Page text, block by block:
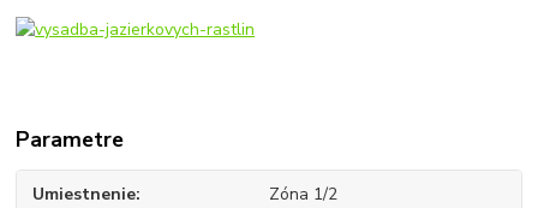
Parametre
Umiestnenie Zóna 1/2